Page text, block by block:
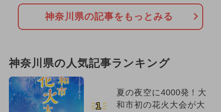
神奈川県の記事をもっとみる
神奈川県の人気記事ランキング
1
夏の夜空に4000発！大
和市初の花火大会が大